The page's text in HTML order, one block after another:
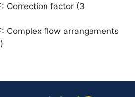
Correction factor (3
Complex flow arrangements